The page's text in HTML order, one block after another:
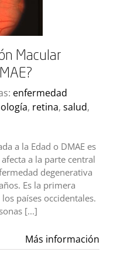
Macular
enfermedad
, retina, salud,
a la Edad o DMAE es
a la parte central
degenerativa
Es la primera
países occidentales.
[...]
Más información